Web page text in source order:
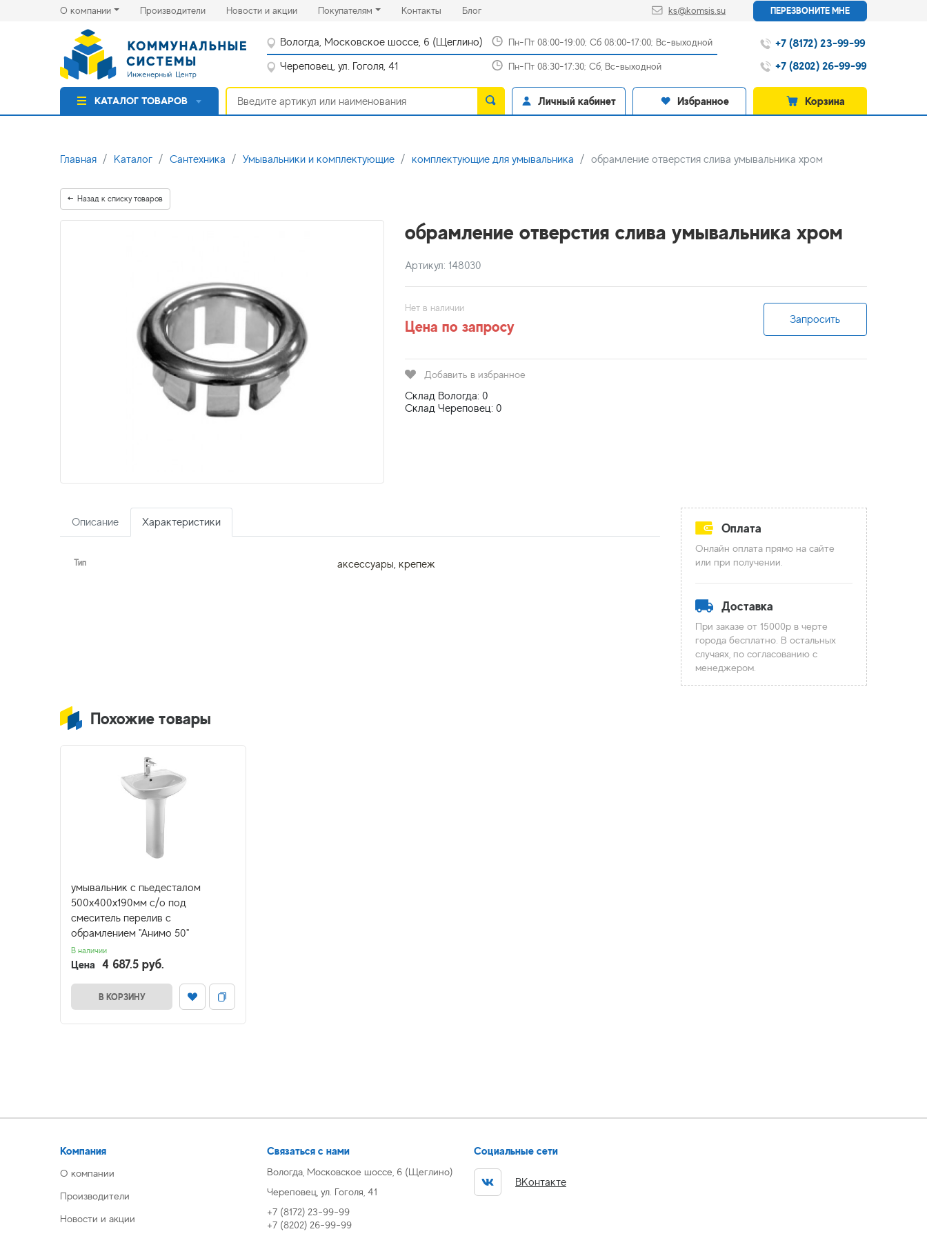
О компании Производители(current)Новости и акции(current)Покупателям Контакты(current)
Блог(current) ks@komsis.su ПЕРЕЗВОНИТЕ МНЕ
Вологда, Московское шоссе, 6 (Щеглино) Пн-Пт 08:00-19:00; Сб 08:00-17:00; Вс-выходной
Череповец, ул. Гоголя, 41 Пн-Пт 08:30-17:30; Сб, Вс-выходной
+7 (8172) 23-99-99
+7 (8202) 26-99-99
КАТАЛОГ ТОВАРОВ Личный кабинет Избранное Корзина
Главная Каталог Сантехника Умывальники и комплектующие комплектующие для умывальника обрамление отверстия слива умывальника хром
Назад к списку товаров
обрамление отверстия слива умывальника хром
Артикул: 148030
Нет в наличии
Цена по запросу Запросить
Добавить в избранное
Склад Вологда: 0
Склад Череповец: 0
Описание Характеристики
Тип аксессуары, крепеж
Оплата
Онлайн оплата прямо на сайте
или при получении.
Доставка
При заказе от 15000р в черте
города бесплатно. В остальных
случаях, по согласованию с
менеджером.
Похожие товары
умывальник с пьедесталом
500х400х190мм с/о под
смеситель перелив с
обрамлением "Анимо 50"
В наличии
Цена 4 687.5 руб.
В КОРЗИНУ
Компания
О компании
Производители
Новости и акции
Связаться с нами
Вологда, Московское шоссе, 6 (Щеглино)
Череповец, ул. Гоголя, 41
+7 (8172) 23-99-99
+7 (8202) 26-99-99
Социальные сети
ВКонтакте